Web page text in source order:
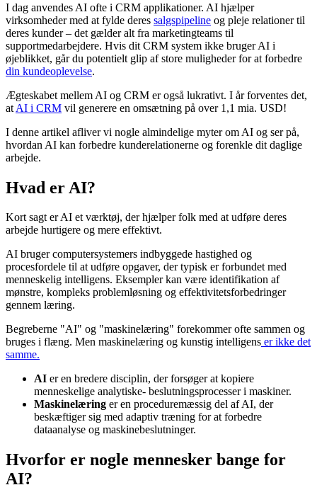
I dag anvendes AI ofte i CRM applikationer. AI hjælper
virksomheder med at fylde deres salgspipeline og pleje relationer til
deres kunder – det gælder alt fra marketingteams til
supportmedarbejdere. Hvis dit CRM system ikke bruger AI i
øjeblikket, går du potentielt glip af store muligheder for at forbedre
din kundeoplevelse.
Ægteskabet mellem AI og CRM er også lukrativt. I år forventes det,
at AI i CRM vil generere en omsætning på over 1,1 mia. USD!
I denne artikel afliver vi nogle almindelige myter om AI og ser på,
hvordan AI kan forbedre kunderelationerne og forenkle dit daglige
arbejde.
Hvad er AI?
Kort sagt er AI et værktøj, der hjælper folk med at udføre deres
arbejde hurtigere og mere effektivt.
AI bruger computersystemers indbyggede hastighed og
procesfordele til at udføre opgaver, der typisk er forbundet med
menneskelig intelligens. Eksempler kan være identifikation af
mønstre, kompleks problemløsning og effektivitetsforbedringer
gennem læring.
Begreberne "AI" og "maskinelæring" forekommer ofte sammen og
bruges i flæng. Men maskinelæring og kunstig intelligens er ikke det
samme.
AI er en bredere disciplin, der forsøger at kopiere
menneskelige analytiske- beslutningsprocesser i maskiner.
Maskinelæring er en proceduremæssig del af AI, der
beskæftiger sig med adaptiv træning for at forbedre
dataanalyse og maskinebeslutninger.
Hvorfor er nogle mennesker bange for
AI?